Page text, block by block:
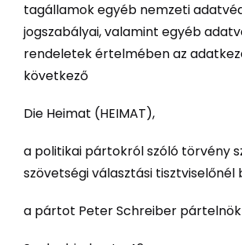
tagállamok egyéb nemzeti
jogszabályai, valamint egyéb
rendeletek értelmében az
következő
Die Heimat (HEIMAT),
a politikai pártokról szóló törvény
szövetségi választási tisztviselőnél
a pártot Peter Schreiber